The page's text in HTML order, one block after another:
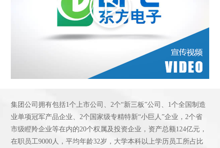
集团公司拥有包括1个上市公司、2个“新三板”公司、1个全国制造
业单项冠军产品企业、2个国家级专精特新“小巨人”企业，2个省
市级瞪羚企业等在内的20个权属及投资企业，资产总额124亿元，
在职员工9000人，平均年龄32岁，大学本科以上学历员工所占比